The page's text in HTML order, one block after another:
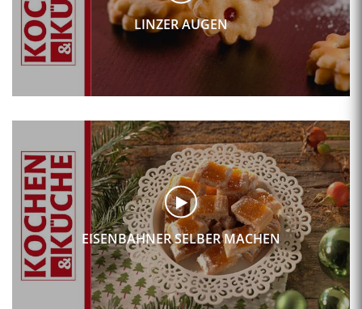
LINZER AUGEN
EISENBAHNER SELBER MACHEN